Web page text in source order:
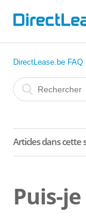
DirectLease.be FAQ
Articles dans cette
Puis-je ajouter
Puis-